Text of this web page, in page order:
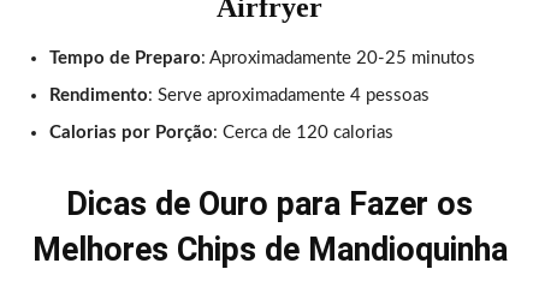
Airfryer
Tempo de Preparo: Aproximadamente 20-25 minutos
Rendimento: Serve aproximadamente 4 pessoas
Calorias por Porção: Cerca de 120 calorias
Dicas de Ouro para Fazer os
Melhores Chips de Mandioquinha